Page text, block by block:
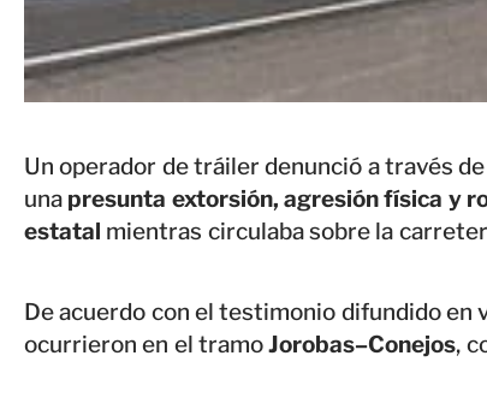
Un operador de tráiler denunció a través
una presunta extorsión, agresión física y
estatal mientras circulaba sobre la
De acuerdo con el testimonio difundido en
ocurrieron en el tramoJorobas–Conejos,